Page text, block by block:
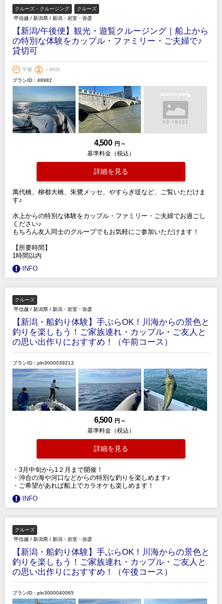
クルーズ・クルージング
クルーズ
甲信越 / 新潟県 / 新潟・岩室・弥彦
【新潟/午後便】観光・遊覧クルージング｜船上から
の特別な体験をカップル・ファミリー・ご夫婦で♪
貸切可
午後
～60分
プランID：48982
4,500 円 ～
基準料金（税込）
詳細を見る
萬代橋、柳都大橋、朱鷺メッセ、やすらぎ堤など、ご覧いただけま
す♪
水上からの特別な体験をカップル・ファミリー・ご夫婦でお過ごし
ください♪
もちろん友人同士のグループでもお気軽にご参加いただけます！
【所要時間】
1時間以内
INFO
クルーズ
甲信越 / 新潟県 / 新潟・岩室・弥彦
【新潟・船釣り体験】手ぶらOK！川海からの景色と
釣りを楽しもう！ご家族連れ・カップル・ご友人と
の思い出作りにおすすめ！（午前コース）
プランID：pln3000039213
6,500 円 ～
基準料金（税込）
詳細を見る
・3月中旬から1２月まで開催！
・沖合の海や河口などからの特別な釣りを楽しめます♪
・ご希望があれば船上でカラオケも楽しめます！
INFO
クルーズ
甲信越 / 新潟県 / 新潟・岩室・弥彦
【新潟・船釣り体験】手ぶらOK！川海からの景色と
釣りを楽しもう！ご家族連れ・カップル・ご友人と
の思い出作りにおすすめ！（午後コース）
プランID：pln3000040065